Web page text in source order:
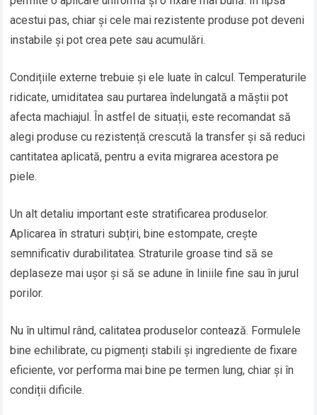
acestui pas, chiar și cele mai rezistente produse pot deveni
instabile și pot crea pete sau acumulări.
Condițiile externe trebuie și ele luate în calcul. Temperaturile
ridicate, umiditatea sau purtarea îndelungată a măștii pot
afecta machiajul. În astfel de situații, este recomandat să
alegi produse cu rezistență crescută la transfer și să reduci
cantitatea aplicată, pentru a evita migrarea acestora pe
piele.
Un alt detaliu important este stratificarea produselor.
Aplicarea în straturi subțiri, bine estompate, crește
semnificativ durabilitatea. Straturile groase tind să se
deplaseze mai ușor și să se adune în liniile fine sau în jurul
porilor.
Nu în ultimul rând, calitatea produselor contează. Formulele
bine echilibrate, cu pigmenți stabili și ingrediente de fixare
eficiente, vor performa mai bine pe termen lung, chiar și în
condiții dificile.